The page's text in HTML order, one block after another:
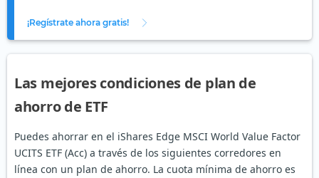
¡Regístrate ahora gratis!
Las mejores condiciones de plan de
ahorro de ETF
Puedes ahorrar en el iShares Edge MSCI World Value Factor
UCITS ETF (Acc) a través de los siguientes corredores en
línea con un plan de ahorro. La cuota mínima de ahorro es